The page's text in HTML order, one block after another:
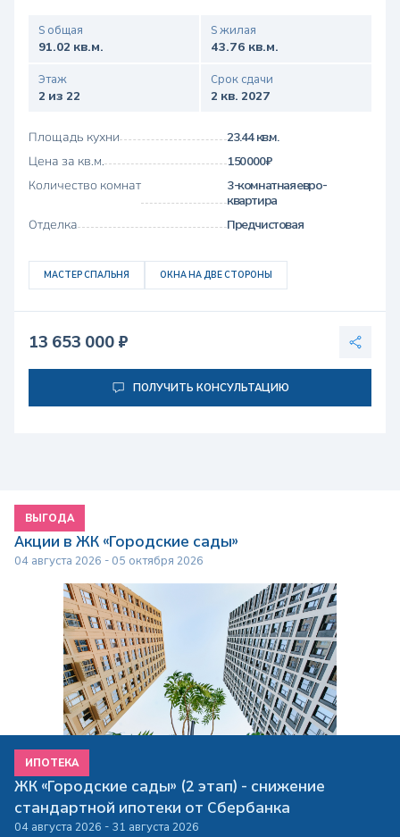
S общая
91.02 кв.м.
S жилая
43.76 кв.м.
Этаж
2 из 22
Срок сдачи
2 кв. 2027
Площадь кухни
23.44 кв.м.
Цена за кв.м.
150 000 ₽
Количество комнат
3-комнатная евро-
квартира
Отделка
Предчистовая
МАСТЕР СПАЛЬНЯ ОКНА НА ДВЕ СТОРОНЫ
13 653 000 ₽
ПОЛУЧИТЬ КОНСУЛЬТАЦИЮ
ВЫГОДА
Акции в ЖК «Городские сады»
04 августа 2026 - 05 октября 2026
ИПОТЕКА
ЖК «Городские сады» (2 этап) - снижение
стандартной ипотеки от Сбербанка
04 августа 2026 - 31 августа 2026